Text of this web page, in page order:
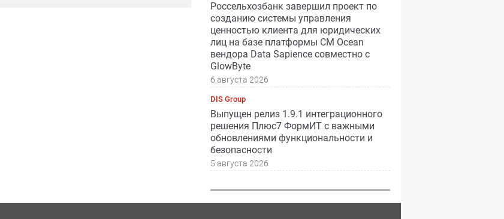
Россельхозбанк завершил проект по
созданию системы управления
ценностью клиента для юридических
лиц на базе платформы CM Ocean
вендора Data Sapience совместно с
GlowByte
6 августа 2026
DIS Group
Выпущен релиз 1.9.1 интеграционного
решения Плюс7 ФормИТ с важными
обновлениями функциональности и
безопасности
5 августа 2026